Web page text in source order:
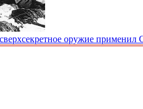
оружие применил